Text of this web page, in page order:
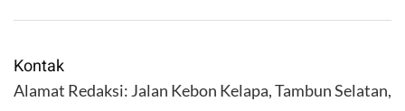
Kontak
Alamat Redaksi: Jalan Kebon Kelapa, Tambun Selatan,